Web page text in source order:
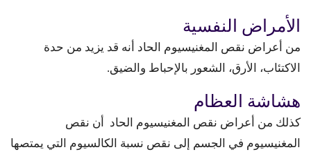
الأمراض النفسية
من أعراض نقص المغنيسيوم الحاد أنه قد يزيد من حدة
الاكتئاب، الأرق، الشعور بالإحباط والضيق.
هشاشة العظام
كذلك من أعراض نقص المغنيسيوم الحاد أن نقص
المغنيسيوم في الجسم إلى نقص نسبة الكالسيوم التي يمتصها